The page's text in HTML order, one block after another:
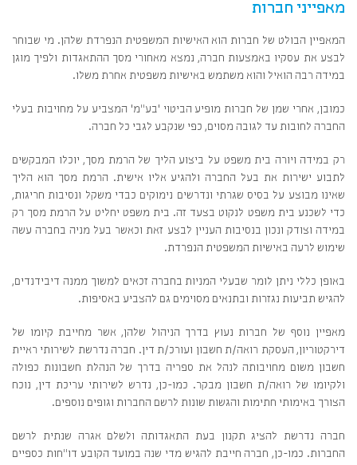
מאפייני חברות
המאפיין הבולט של חברות הוא האישיות המשפטית הנפרדת שלהן. מי שבוחר
לבצע את עסקיו באמצעות חברה, נמצא מאחורי מסך ההתאגדות ולפיך מוגן
במידה רבה הואיל והוא משתמש באישיות משפטית אחרת משלו.
כמובן, אחרי שמן של חברות מופיע הביטוי 'בע"מ' המצביע על מחויבות בעלי
החברה לחובות עד לגובה מסוים, כפי שנקבע לגבי כל חברה.
רק במידה ויורה בית משפט על ביצוע הליך של הרמת מסך, יוכלו המבקשים
לתבוע ישירות את בעל החברה ולהגיע אליו אישית. הרמת מסך הוא הליך
שאינו מבוצע על בסיס שגרתי ונדרשים נימוקים כבדי משקל ונסיבות חריגות,
כדי לשכנע בית משפט לנקוט בצעד זה. בית משפט יחליט על הרמת מסך רק
במידה וצודק ונכון בנסיבות העניין לבצע זאת וכאשר בעל מניה בחברה עשה
שימוש לרעה באישיות המשפטית הנפרדת.
באופן כללי ניתן לומר שבעלי המניות בחברה זכאים למשוך ממנה דיבידנדים,
להגיש תביעות נגזרות ובתנאים מסוימים גם להצביע באסיפות.
מאפיין נוסף של חברות נעוץ בדרך הניהול שלהן, אשר מחייבת קיומו של
דירקטוריון, העסקת רואה/ת חשבון ועורכ/ת דין. חברה נדרשת לשירותי ראיית
חשבון משום מחויבותה לנהל את ספריה בדרך של הנהלת חשבונות כפולה
ולקיומו של רואה/ת חשבון מבקר. כמו-כן, נדרש לשירותי עריכת דין, נוכח
הצורך באימותי חתימות והגשות שונות לרשם החברות וגופים נוספים.
חברה נדרשת להציג תקנון בעת התאגדותה ולשלם אגרה שנתית לרשם
החברות. כמו-כן, חברה חייבת להגיש מדי שנה במועד הקובע דו"חות כספיים